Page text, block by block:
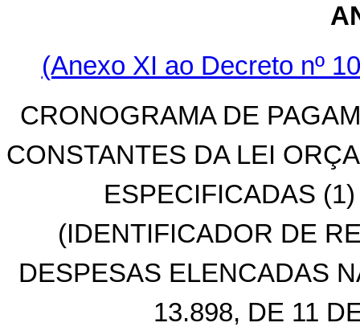
(Anexo XI ao Decreto nº
CRONOGRAMA DE
CONSTANTES DA LEI
ESPECIFICADAS
(IDENTIFICADOR DE
DESPESAS ELENCADAS
13.898, DE 11